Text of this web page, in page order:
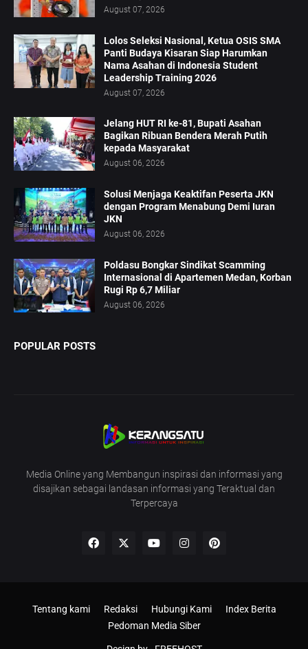
August 07, 2026
Lolos Seleksi Nasional, Ketua OSIS SMA
Panti Budaya Kisaran Siap Harumkan
Nama Asahan di Indonesia Student
Leadership Training 2026
August 07, 2026
Jelang HUT RI ke-81, Bupati Asahan
Bagikan Ribuan Bendera Merah Putih
kepada Masyarakat
August 06, 2026
Solusi Menjaga Keaktifan Peserta JKN
dengan Program Menabung Demi Iuran
JKN
August 06, 2026
Poldasu Bongkar Sindikat Scamming
Internasional di Apartemen Medan, Korban
Rugi Rp 6,7 Miliar
August 06, 2026
POPULAR POSTS
Media Online yang Membangun inspirasi dan informasi yang
disajikan sebagai landasan informasi yang Teraktual dan
Terpercaya
Tentang kami Redaksi Hubungi Kami
Index Berita
Pedoman Media Siber